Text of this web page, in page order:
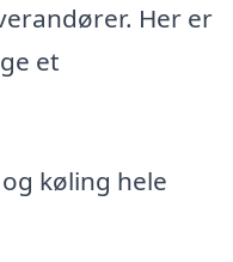
Her er
et
køling hele